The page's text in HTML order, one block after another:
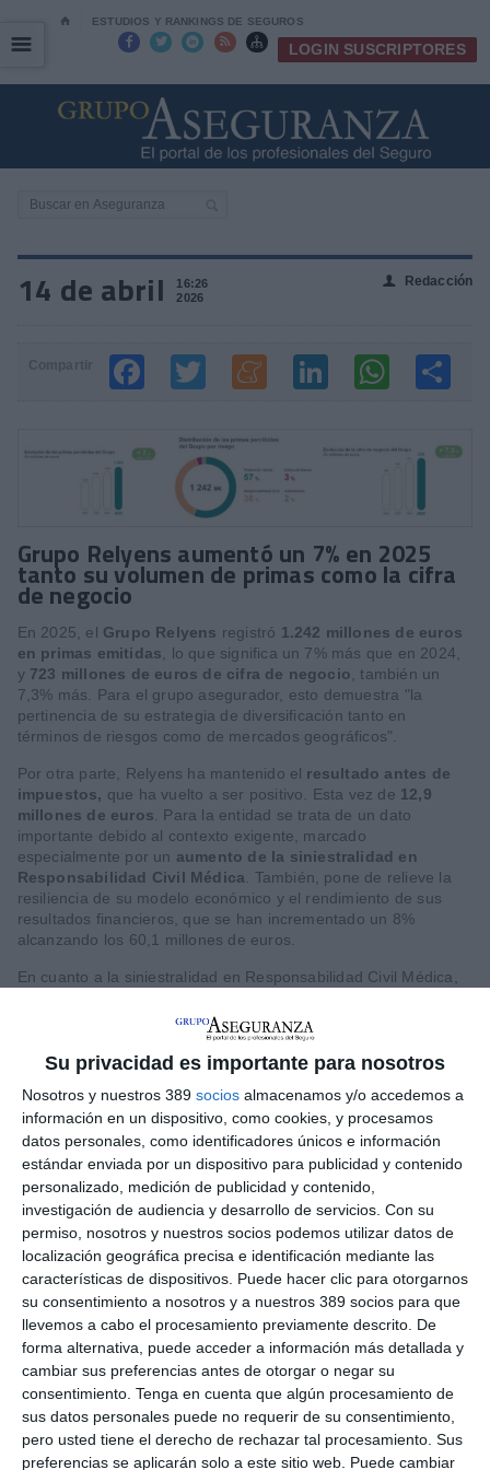
Su privacidad es importante para nosotros
Nosotros y nuestros 389 socios almacenamos y/o accedemos a
información en un dispositivo, como cookies, y procesamos
datos personales, como identificadores únicos e información
estándar enviada por un dispositivo para publicidad y contenido
personalizado, medición de publicidad y contenido,
investigación de audiencia y desarrollo de servicios. Con su
permiso, nosotros y nuestros socios podemos utilizar datos de
localización geográfica precisa e identificación mediante las
características de dispositivos. Puede hacer clic para otorgarnos
su consentimiento a nosotros y a nuestros 389 socios para que
llevemos a cabo el procesamiento previamente descrito. De
forma alternativa, puede acceder a información más detallada y
cambiar sus preferencias antes de otorgar o negar su
consentimiento. Tenga en cuenta que algún procesamiento de
sus datos personales puede no requerir de su consentimiento,
pero usted tiene el derecho de rechazar tal procesamiento. Sus
preferencias se aplicarán solo a este sitio web. Puede cambiar
⌂ ESTUDIOS Y RANKINGS DE SEGUROS
     LOGIN SUSCRIPTORES
☰
☰
14 de abril
16:26
2026
👤 Redacción
Grupo Relyens aumentó un 7% en 2025
tanto su volumen de primas como la cifra
de negocio
En 2025, el Grupo Relyens registró 1.242 millones de euros
en primas emitidas, lo que significa un 7% más que en 2024,
y 723 millones de euros de cifra de negocio, también un
7,3% más. Para el grupo asegurador, esto demuestra "la
pertinencia de su estrategia de diversificación tanto en
términos de riesgos como de mercados geográficos".
Por otra parte, Relyens ha mantenido el resultado antes de
impuestos, que ha vuelto a ser positivo. Esta vez de 12,9
millones de euros. Para la entidad se trata de un dato
importante debido al contexto exigente, marcado
especialmente por un aumento de la siniestralidad en
Responsabilidad Civil Médica. También, pone de relieve la
resiliencia de su modelo económico y el rendimiento de sus
resultados financieros, que se han incrementado un 8%
alcanzando los 60,1 millones de euros.
En cuanto a la siniestralidad en Responsabilidad Civil Médica,
Francia e Italia. En total, se estima un impacto de cerca de 100
millones de euros adicionales respecto al ejercicio anterior,
prolongándose una tendencia iniciada hace 2 años por la
Además de la RC Médica, en Relyens resaltan que las demás
líneas de negocio —riesgo estatutario, previsión social,
automóviles y daños materiales— han contribuido
positivamente al ejercicio, respaldadas por los ajustes técnicos
y tarifarios implementados en los últimos años.
En 2025, Relyens haconcluido el ciclo estratégico de 4
años.En este periodo, asegura que ha presentado un
crecimiento superior a los objetivos iniciales, con un aumento
del 30% en primas y del 38,9% en cifra de negocio. Y su
ratio de solvencia se sitúa en el 168%.
Relyens está presente en 7 países de Europa, siendoEspaña
uno de ellos. Sobre la evolución de la entidad en el mercado
español, el grupo ha precisado que se ha desarrollado
impulsado por la adjudicación del contrato de hospitales
de Galiciay laexpansión en clínicas privadas.